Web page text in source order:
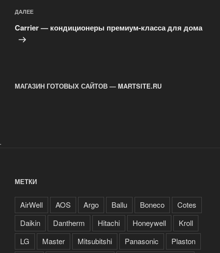
Следующая
запись
ДАЛЕЕ
Carrier — кондиционеры премиум-класса для дома
МАГАЗИН ГОТОВЫХ САЙТОВ — MARTSITE.RU
.
МЕТКИ
AirWell AOS Argo Ballu Boneco
Cotes
Daikin
Dantherm Hitachi Honeywell
Kroll
LG
Master Mitsubitshi Panasonic
Plaston